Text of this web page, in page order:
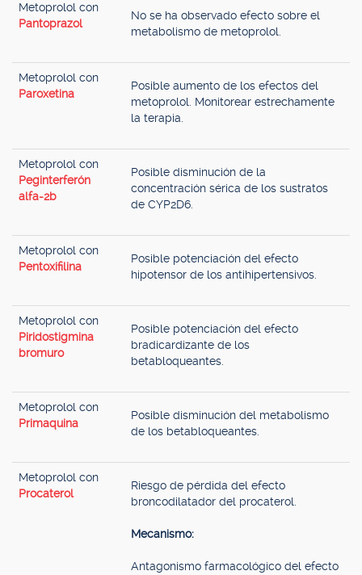
Metoprolol con
Pantoprazol
No se ha observado efecto sobre el
metabolismo de metoprolol.
Metoprolol con
Paroxetina
Posible aumento de los efectos del
metoprolol. Monitorear estrechamente
la terapia.
Metoprolol con
Peginterferón
alfa-2b
Posible disminución de la
concentración sérica de los sustratos
de CYP2D6.
Metoprolol con
Pentoxifilina
Posible potenciación del efecto
hipotensor de los antihipertensivos.
Metoprolol con
Piridostigmina
bromuro
Posible potenciación del efecto
bradicardizante de los
betabloqueantes.
Metoprolol con
Primaquina
Posible disminución del metabolismo
de los betabloqueantes.
Metoprolol con
Procaterol
Riesgo de pérdida del efecto
broncodilatador del procaterol.
Mecanismo:
Antagonismo farmacológico del efecto